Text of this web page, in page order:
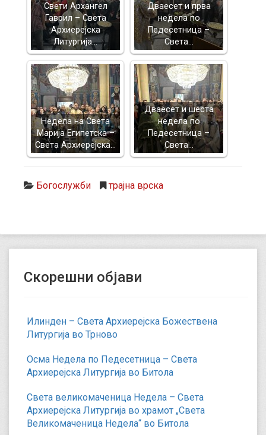
Свети Архангел
Гаврил – Света
Архиерејска
Литургија…
Дваесет и прва
недела по
Педесетница –
Света…
Недела на Света
Марија Египетска –
Света Архиерејска…
Дваесет и шеста
недела по
Педесетница –
Света…
Богослужби трајна врска
Скорешни објави
Илинден – Света Архиерејска Божествена
Литургија во Трново
Осма Недела по Педесетница – Света
Архиерејска Литургија во Битола
Света великомаченица Недела – Света
Архиерејска Литургија во храмот „Света
Великомаченица Недела“ во Битола